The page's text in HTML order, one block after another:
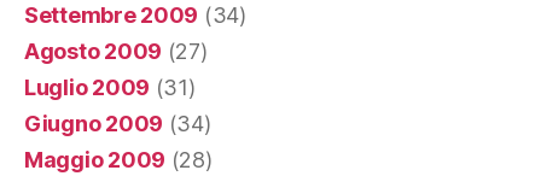
Settembre 2009 (34)
Agosto 2009 (27)
Luglio 2009 (31)
Giugno 2009 (34)
Maggio 2009 (28)